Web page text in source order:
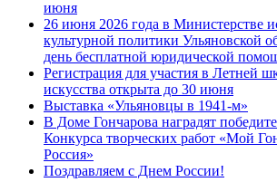
июня
26 июня 2026 года в Министерстве
культурной политики Ульяновской
день бесплатной юридической
Регистрация для участия в Летней
искусства открыта до 30 июня
Выставка «Ульяновцы в 1941-м»
В Доме Гончарова наградят
Конкурса творческих работ «Мой
Россия»
Поздравляем с Днем России!